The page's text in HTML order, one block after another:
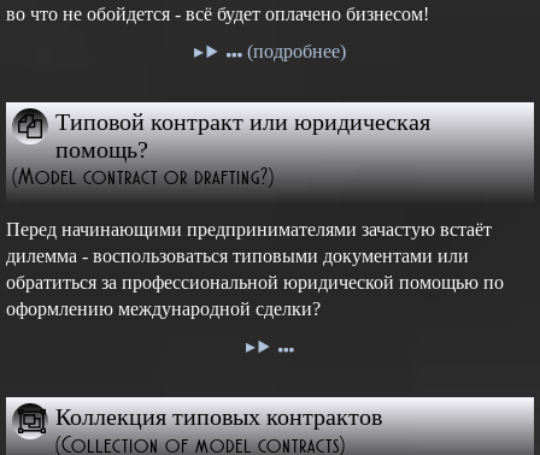
во что не обойдется - всё будет оплачено бизнесом!
(подробнее)
Типовой контракт или юридическая
помощь?
(Model contract or drafting?)
Перед начинающими предпринимателями зачастую встаёт
дилемма - воспользоваться типовыми документами или
обратиться за профессиональной юридической помощью по
оформлению международной сделки?
Коллекция типовых контрактов
(Collection of model contracts)